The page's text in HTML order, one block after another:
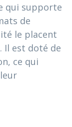
qui supporte
de
le placent
Il est doté de
ce qui